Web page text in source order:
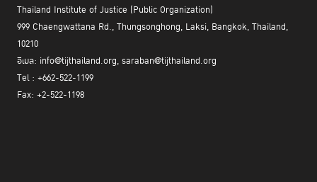
Thailand Institute of Justice (Public Organization)
999 Chaengwattana Rd., Thungsonghong, Laksi, Bangkok, Thailand,
10210
อีเมล: info@tijthailand.org, saraban@tijthailand.org
Tel : +662-522-1199
Fax: +2-522-1198